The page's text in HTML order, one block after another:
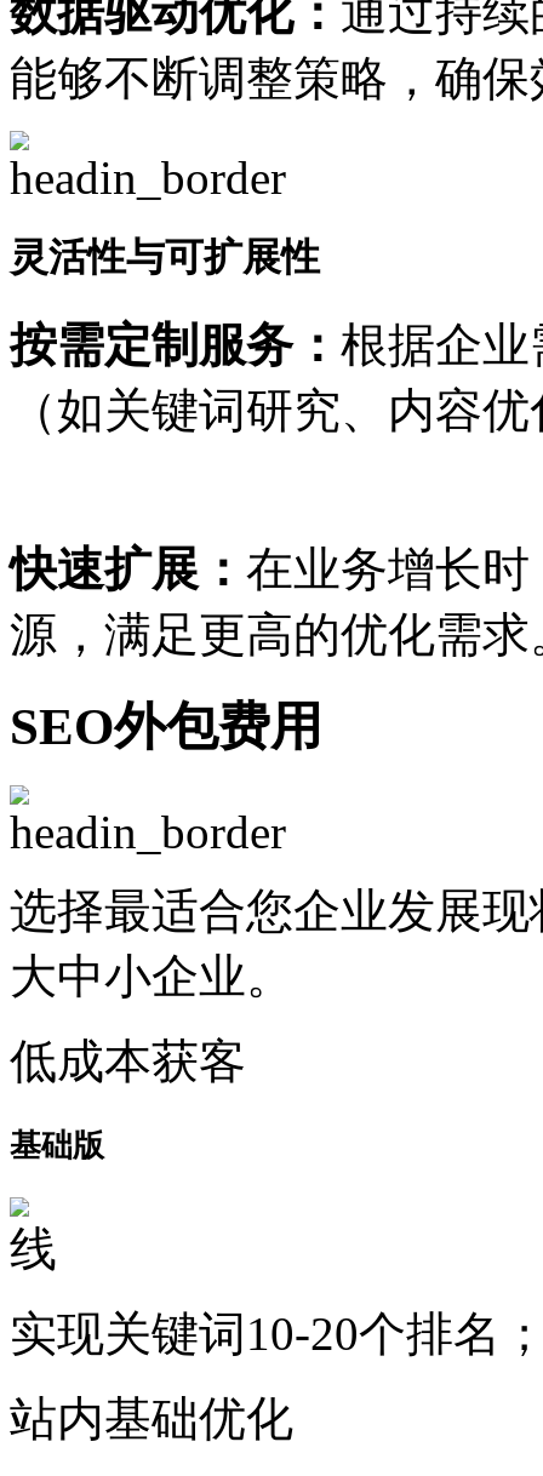
数据驱动优化： 通过持
能够不断调整策略，确
灵活性与可扩展性
按需定制服务： 根据企业
（如关键词研究、内容
快速扩展： 在业务增长
源，满足更高的优化需求
SEO外包费用
选择最适合您企业发展
大中小企业。
低成本获客
基础版
实现关键词10-20个排名
站内基础优化